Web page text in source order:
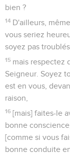
bien ?
14 D'ailleurs,
vous seriez
soyez pas troublés,
15 mais respectez
Seigneur. Soyez
est en vous,
raison,
16 [mais] faites-le
bonne
[comme si vous
bonne conduite